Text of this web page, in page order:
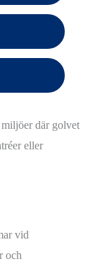
där golvet
eller
vid
och